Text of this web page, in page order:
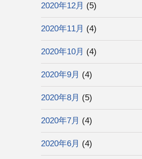
2020年12月 (5)
2020年11月 (4)
2020年10月 (4)
2020年9月 (4)
2020年8月 (5)
2020年7月 (4)
2020年6月 (4)